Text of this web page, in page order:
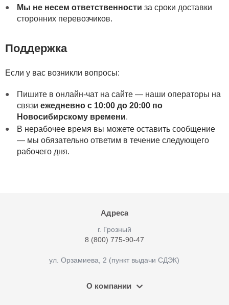
Мы не несем ответственности за сроки доставки
сторонних перевозчиков.
Поддержка
Если у вас возникли вопросы:
Пишите в онлайн-чат на сайте — наши операторы на
связи ежедневно с 10:00 до 20:00 по
Новосибирскому времени.
В нерабочее время вы можете оставить сообщение
— мы обязательно ответим в течение следующего
рабочего дня.
Адреса
г. Грозный
8 (800) 775-90-47
ул. Орзамиева, 2 (пункт выдачи СДЭК)
О компании